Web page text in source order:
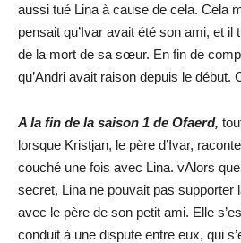
aussi tué Lina à cause de cela. Cela
pensait qu’Ivar avait été son ami, et
de la mort de sa sœur. En fin de
qu’Andri avait raison depuis le début.
A la fin de la saison 1 de Ofaerd,
lorsque Kristjan, le père d’Ivar,
couché une fois avec Lina. vAlors
secret, Lina ne pouvait pas supporter
avec le père de son petit ami. Elle
conduit à une dispute entre eux, qui